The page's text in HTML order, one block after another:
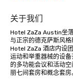
关于我们
Hotel ZaZa Austin坐
与正宗的德克萨斯风格
Hotel ZaZa 酒店内设
运动和举重器械的设
的多功能会议和活动
丽七间套房和概念套房